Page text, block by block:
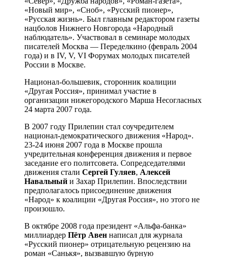
«Новый мир», «Сноб», «Русский пионер»,
«Русская жизнь». Был главным редактором газеты
нацболов Нижнего Новгорода «Народный
наблюдатель». Участвовал в семинаре молодых
писателей Москва — Переделкино (февраль 2004
года) и в IV, V, VI Форумах молодых писателей
России в Москве.
Национал-большевик, сторонник коалиции
«Другая Россия», принимал участие в
организации нижегородского Марша Несогласных
24 марта 2007 года.
В 2007 году Прилепин стал соучредителем
национал-демократического движения «Народ».
23-24 июня 2007 года в Москве прошла
учредительная конференция движения и первое
заседание его политсовета. Сопредседателями
движения стали Сергей Гуляев, Алексей
Навальный и Захар Прилепин. Впоследствии
предполагалось присоединение движения
«Народ» к коалиции «Другая Россия», но этого не
произошло.
В октябре 2008 года президент «Альфа-банка»
миллиардер Пётр Авен написал для журнала
«Русский пионер» отрицательную рецензию на
роман «Санькя», вызвавшую бурную